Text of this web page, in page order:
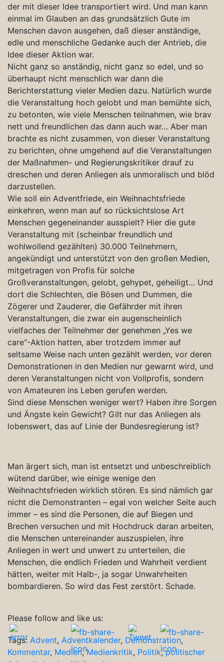
der mit dieser Idee transportiert wird. Und man kann
einmal im Glauben an das grundsätzlich Gute im
Menschen davon ausgehen, daß dieser anständige,
edle und menschliche Gedanke auch der Antrieb, die
Idee dieser Aktion war.
Nicht ganz so anständig, nicht ganz so edel, und so
überhaupt nicht menschlich war dann die
Berichterstattung vieler Medien dazu. Natürlich wurde
die Veranstaltung hoch gelobt und man bemühte sich,
zu betonten, wie viele Menschen teilnahmen, wie brav
nett und freundlichen das dann auch war… Aber man
brachte es nicht zusammen, von dieser Veranstaltung
zu berichten, ohne umgehend auf die Veranstaltungen
der Maßnahmen- und Regierungskritiker drauf zu
dreschen und deren Anliegen als unmoralisch und blöd
darzustellen.
Wie soll ein Adventfriede, ein Weihnachtsfriede
einkehren, wenn man auf so rücksichtslose Art
Menschen gegeneinander ausspielt? Hier die gute
Veranstaltung mit (scheinbar freundlich und
wohlwollend gezählten) 30.000 Teilnehmern,
angekündigt und unterstützt von den großen Medien,
mitgetragen von Profis für solche
Großveranstaltungen, gelobt, gehypet, geheiligt… Und
dort die Schlechten, die Bösen und Dummen, die
Zögerer und Zauderer, die Gefährder mit ihren
Veranstaltungen, die zwar ein augenscheinlich
vielfaches der Teilnehmer der genehmen „Yes we
care“-Aktion hatten, aber trotzdem immer auf
seltsame Weise nach unten gezählt werden, vor deren
Demonstrationen in den Medien nur gewarnt wird, und
deren Veranstaltungen nicht von Vollprofis, sondern
von Amateuren ins Leben gerufen werden.
Sind diese Menschen weniger wert? Haben ihre Sorgen
und Ängste kein Gewicht? Gilt nur das Anliegen als
lobenswert, das auf Linie der Bundesregierung ist?
Man ärgert sich, man ist entsetzt und unbeschreiblich
wütend darüber, wie einige wenige den
Weihnachtsfrieden wirklich stören. Es sind nämlich gar
nicht die Demonstranten – egal von welcher Seite auch
immer – es sind die Personen, die auf Biegen und
Brechen versuchen und mit Hochdruck daran arbeiten,
die Menschen untereinander auszuspielen, ihre
Anliegen in wert und unwert zu unterteilen, die
Menschen, die endlich Frieden und Wahrheit verdient
hätten, weiter mit Halb-, ja sogar Unwahrheiten
bombardieren. So wird das Fest zerstört. Schade.
Please follow and like us:
Tags: Advent, Adventkalender, Demonstration,
Kommentar, Medien,Medienkritik, Politik,politischer